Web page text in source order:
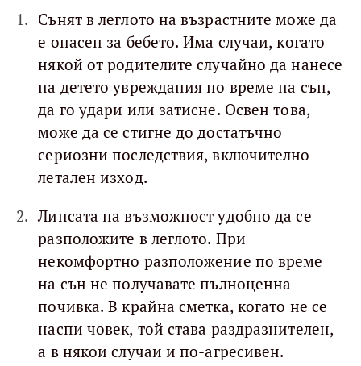
Сънят в леглото на възрастните може да
е опасен за бебето. Има случаи, когато
някой от родителите случайно да нанесе
на детето увреждания по време на сън,
да го удари или затисне. Освен това,
може да се стигне до достатъчно
сериозни последствия, включително
летален изход.
Липсата на възможност удобно да се
разположите в леглото. При
некомфортно разположение по време
на сън не получавате пълноценна
почивка. В крайна сметка, когато не се
наспи човек, той става раздразнителен,
а в някои случаи и по-агресивен.